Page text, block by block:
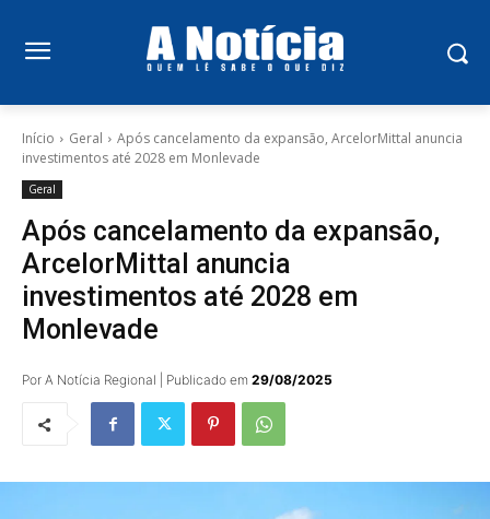
Início Geral
Após cancelamento da expansão, ArcelorMittal anuncia
investimentos até 2028 em Monlevade
Geral
Após cancelamento da expansão,
ArcelorMittal anuncia
investimentos até 2028 em
Monlevade
Por A Notícia Regional | Publicado em 29/08/2025